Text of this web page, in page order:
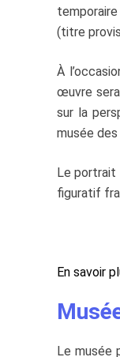
(titre
À
œuvre
sur la
musée
Le portrait
figuratif
En savoir
Le musée